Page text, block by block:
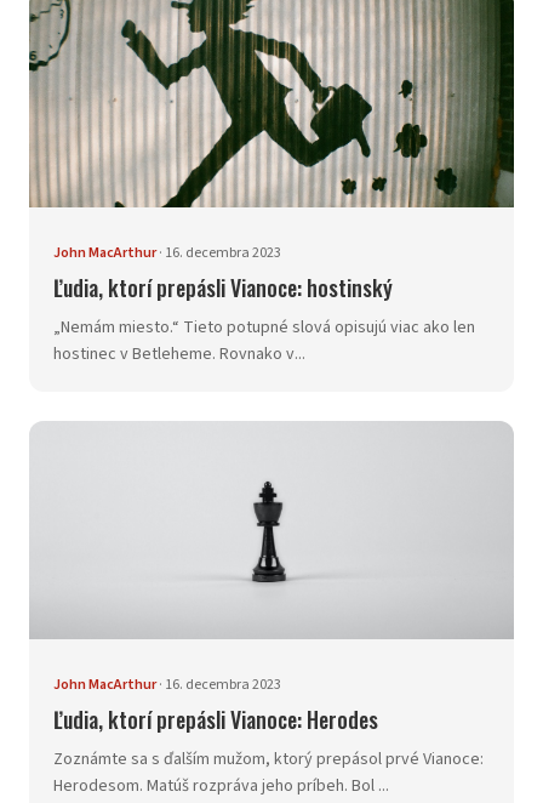
John MacArthur· 16. decembra 2023
Ľudia, ktorí prepásli Vianoce: hostinský
„Nemám miesto.“ Tieto potupné slová opisujú viac ako len
hostinec v Betleheme. Rovnako v...
John MacArthur· 16. decembra 2023
Ľudia, ktorí prepásli Vianoce: Herodes
Zoznámte sa s ďalším mužom, ktorý prepásol prvé Vianoce:
Herodesom. Matúš rozpráva jeho príbeh. Bol ...